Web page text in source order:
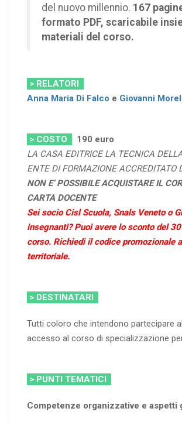
del nuovo millennio. 167
formato PDF, scaricabile
materiali del corso.
> RELATORI
Anna Maria Di Falco e Giovanni
> COSTO 190 euro
LA CASA EDITRICE LA TECNICA
ENTE DI FORMAZIONE ACCREDITATO
NON E’ POSSIBILE ACQUISTARE IL
CARTA DOCENTE
Sei socio Cisl Scuola, Snals Veneto o
insegnanti? Puoi avere lo sconto del
corso. Richiedi il codice promozionale
territoriale.
> DESTINATARI
Tutti coloro che intendono partecipare
accesso al corso di specializzazione
> PUNTI TEMATICI
Competenze organizzative e aspetti